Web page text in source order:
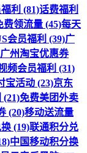
利 (81)话费福利
费领流量 (45)每天
会员福利 (39)广
广州淘宝优惠券
频会员福利 (31)
宝活动 (23)京东
(21)免费美团外卖
(20)移动送流量
(19)联通积分兑
中国移动积分换